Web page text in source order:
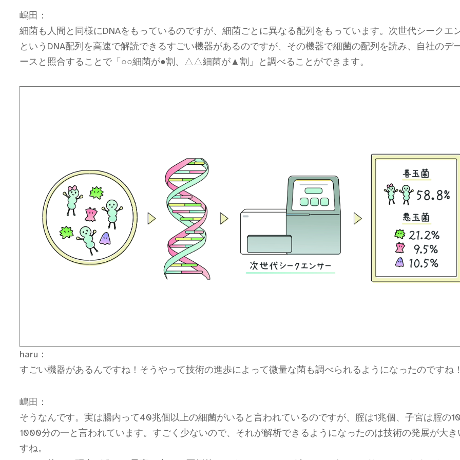
嶋田：
細菌も人間と同様にDNAをもっているのですが、細菌ごとに異なる配列をもっています。次世代シークエ
というDNA配列を高速で解読できるすごい機器があるのですが、その機器で細菌の配列を読み、自社のデ
ースと照合することで「○○細菌が●割、△△細菌が▲割」と調べることができます。
haru：
すごい機器があるんですね！そうやって技術の進歩によって微量な菌も調べられるようになったのですね！
嶋田：
そうなんです。実は腸内って40兆個以上の細菌がいると言われているのですが、腟は1兆個、子宮は腟の
1000分の一と言われています。すごく少ないので、それが解析できるようになったのは技術の発展が大き
すね。